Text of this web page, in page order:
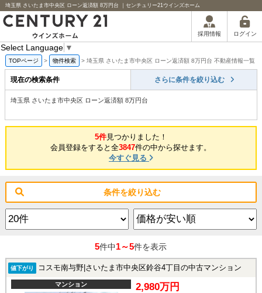
埼玉県 さいたま市中央区 ローン返済額 8万円台 ｜センチュリー21ウインズホーム
採用情報 ログイン
Select Language ▼
TOPページ > 物件検索 > 埼玉県 さいたま市中央区 ローン返済額 8万円台 不動産情報一覧
現在の検索条件 さらに条件を絞り込む
埼玉県 さいたま市中央区 ローン返済額 8万円台
5件見つかりました！
会員登録をすると全3847件の中から探せます。
今すぐ見る
条件を絞り込む
5件中1～5件を表示
値下がり コスモ南与野|さいたま市中央区鈴谷4丁目の中古マンション
マンション 2,980万円